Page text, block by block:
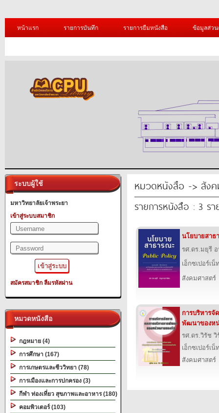
หน้าแรก รายการบันทึก รายการยืมหนังสือ ข้อมูลส่ว
ระบบผู้ใช้
มหาวิทยาลัยเจ้าพระยา
เข้าสู่ระบบสมาชิก
สมัครสมาชิก ลืมรหัสผ่าน
หมวดหนังสือ
กฎหมาย (4)
การศึกษา (167)
การเกษตรและชีววิทยา (78)
การเมืองและการปกครอง (3)
กีฬา ท่องเที่ยว สุขภาพและอาหาร (180)
คอมพิวเตอร์ (103)
หมวดหนังสือ -> สังค
รายการหนังสือ : 3 รา
นโยบายสาธ
รศ.ดร.มยุรี
เอ็กซเปอร์เ
สังคมศาสตร์
การบริหารจั
พัฒนาของหน่
รศ.ดร.วิรัช
เอ็กซเปอร์เ
สังคมศาสตร์